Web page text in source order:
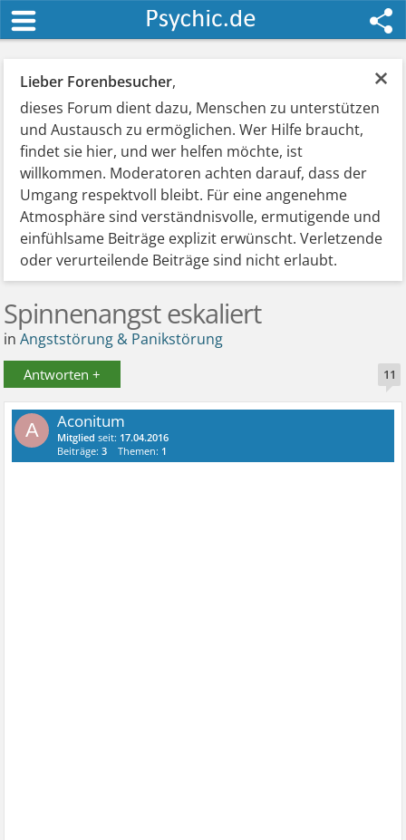
×
Lieber Forenbesucher,
dieses Forum dient dazu, Menschen zu unterstützen
und Austausch zu ermöglichen. Wer Hilfe braucht,
findet sie hier, und wer helfen möchte, ist
willkommen. Moderatoren achten darauf, dass der
Umgang respektvoll bleibt. Für eine angenehme
Atmosphäre sind verständnisvolle, ermutigende und
einfühlsame Beiträge explizit erwünscht. Verletzende
oder verurteilende Beiträge sind nicht erlaubt.
Spinnenangst eskaliert
inAngststörung & Panikstörung
Antworten + 11
A Aconitum
Mitglied seit: 17.04.2016
Beiträge:3 Themen: 1